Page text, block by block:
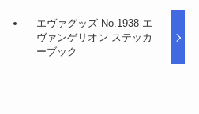
エヴァグッズ No.1938 エ
ヴァンゲリオン ステッカ
ーブック